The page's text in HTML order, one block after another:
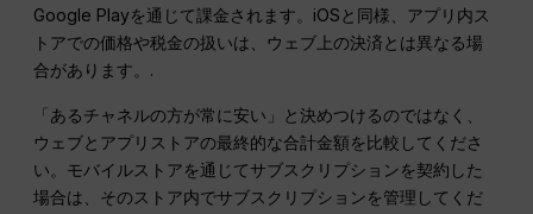
Google Playを通じて課金されます。iOSと同様、アプリ内ス
トアでの価格や税金の扱いは、ウェブ上の決済とは異なる場
合があります。.
「あるチャネルの方が常に安い」と決めつけるのではなく、
ウェブとアプリストアの最終的な合計金額を比較してくださ
い。モバイルストアを通じてサブスクリプションを契約した
場合は、そのストア内でサブスクリプションを管理してくだ